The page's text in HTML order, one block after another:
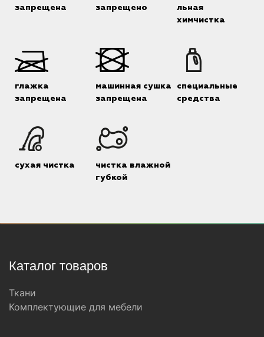
запрещена
запрещено
льная
химчистка
глажка
запрещена
машинная сушка
запрещена
специальные
средства
сухая чистка
чистка влажной
губкой
Каталог товаров
Ткани
Комплектующие для мебели